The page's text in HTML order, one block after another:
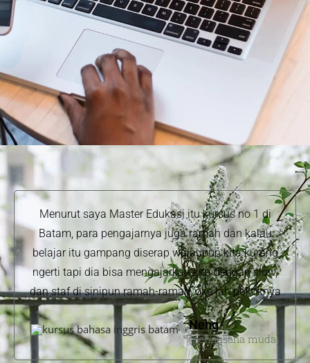
Menurut saya Master Edukasi itu kursus no 1 di
Batam, para pengajarnya juga ramah dan kalau
belajar itu gampang diserap walaupun kita kurang
ngerti tapi dia bisa mengajarkan kita dengan slow,
dan staf di sinipun ramah-ramah, oke lah pokoknya
Neng
(pengusaha muda)